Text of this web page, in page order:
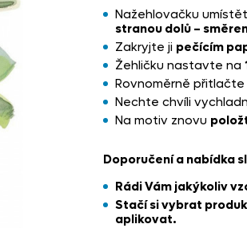
Nažehlovačku
stranou dolů –
Zakryjte ji pečícím
Žehličku nastavte na
Rovnoměrně
Nechte chvíli
Na motiv znovu
Doporučení a nabídka
Rádi Vám jakýkoliv
Stačí si vybrat
aplikovat.